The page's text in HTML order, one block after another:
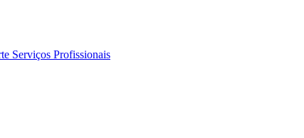
Serviços Profissionais